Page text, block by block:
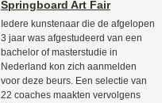
Springboard Art Fair
Iedere kunstenaar die de afgelopen
3 jaar was afgestudeerd van een
bachelor of masterstudie in
Nederland kon zich aanmelden
voor deze beurs. Een selectie van
22 coaches maakten vervolgens